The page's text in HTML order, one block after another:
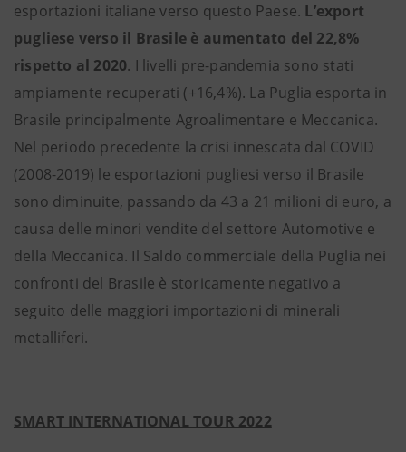
esportazioni italiane verso questo Paese. L’export
pugliese verso il Brasile è aumentato del 22,8%
rispetto al 2020. I livelli pre-pandemia sono stati
ampiamente recuperati (+16,4%). La Puglia esporta in
Brasile principalmente Agroalimentare e Meccanica.
Nel periodo precedente la crisi innescata dal COVID
(2008-2019) le esportazioni pugliesi verso il Brasile
sono diminuite, passando da 43 a 21 milioni di euro, a
causa delle minori vendite del settore Automotive e
della Meccanica. Il Saldo commerciale della Puglia nei
confronti del Brasile è storicamente negativo a
seguito delle maggiori importazioni di minerali
metalliferi.
SMART INTERNATIONAL TOUR 2022